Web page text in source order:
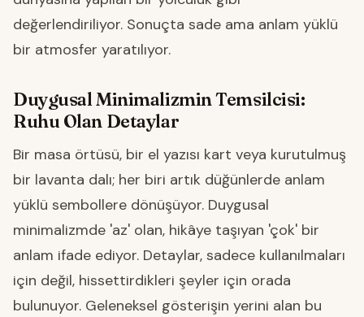
değerlendiriliyor. Sonuçta sade ama anlam yüklü
bir atmosfer yaratılıyor.
Duygusal Minimalizmin Temsilcisi:
Ruhu Olan Detaylar
Bir masa örtüsü, bir el yazısı kart veya kurutulmuş
bir lavanta dalı; her biri artık düğünlerde anlam
yüklü sembollere dönüşüyor. Duygusal
minimalizmde 'az' olan, hikâye taşıyan 'çok' bir
anlam ifade ediyor. Detaylar, sadece kullanılmaları
için değil, hissettirdikleri şeyler için orada
bulunuyor. Geleneksel gösterişin yerini alan bu